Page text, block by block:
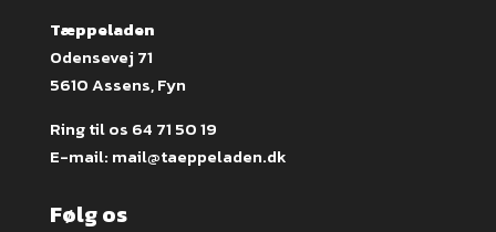
Tæppeladen
Odensevej 71
5610 Assens, Fyn
Ring til os 64 71 50 19
E-mail: mail@taeppeladen.dk
Følg os